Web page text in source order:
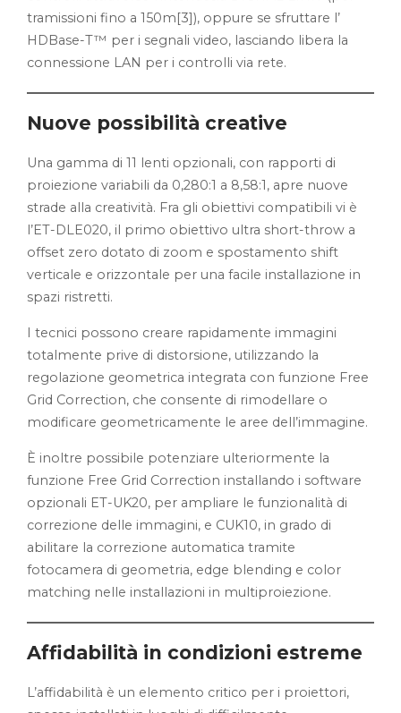
tramissioni fino a 150m[3]), oppure se sfruttare l’
HDBase-T™ per i segnali video, lasciando libera la
connessione LAN per i controlli via rete.
Nuove possibilità creative
Una gamma di 11 lenti opzionali, con rapporti di
proiezione variabili da 0,280:1 a 8,58:1, apre nuove
strade alla creatività. Fra gli obiettivi compatibili vi è
l’ET-DLE020, il primo obiettivo ultra short-throw a
offset zero dotato di zoom e spostamento shift
verticale e orizzontale per una facile installazione in
spazi ristretti.
I tecnici possono creare rapidamente immagini
totalmente prive di distorsione, utilizzando la
regolazione geometrica integrata con funzione Free
Grid Correction, che consente di rimodellare o
modificare geometricamente le aree dell’immagine.
È inoltre possibile potenziare ulteriormente la
funzione Free Grid Correction installando i software
opzionali ET-UK20, per ampliare le funzionalità di
correzione delle immagini, e CUK10, in grado di
abilitare la correzione automatica tramite
fotocamera di geometria, edge blending e color
matching nelle installazioni in multiproiezione.
Affidabilità in condizioni estreme
L’affidabilità è un elemento critico per i proiettori,